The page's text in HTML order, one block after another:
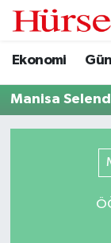
Ekonomi
Manisa
Ekonomi
Gündem
Hava
Trafik
Tüm
Son